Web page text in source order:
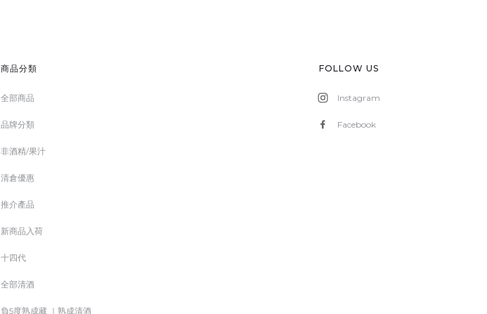
商品分類
全部商品
品牌分類
非酒精/果汁
清倉優惠
推介產品
新商品入荷
十四代
全部清酒
負5度熟成藏 ｜熟成清酒
FOLLOW US
Instagram
Facebook